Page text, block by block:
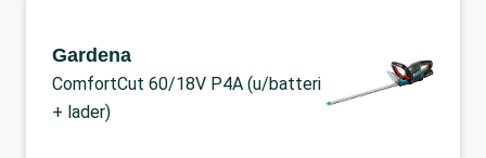
Gardena
ComfortCut 60/18V P4A (u/batteri
+ lader)